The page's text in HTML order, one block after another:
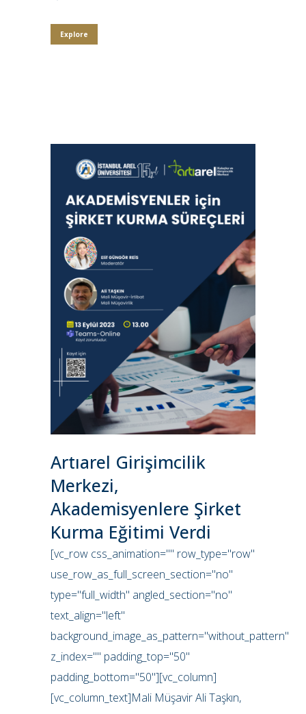
Explore
Artıarel Girişimcilik
Merkezi,
Akademisyenlere Şirket
Kurma Eğitimi Verdi
[vc_row css_animation="" row_type="row"
use_row_as_full_screen_section="no"
type="full_width" angled_section="no"
text_align="left"
background_image_as_pattern="without_pattern"
z_index="" padding_top="50"
padding_bottom="50"][vc_column]
[vc_column_text]Mali Müşavir Ali Taşkın,